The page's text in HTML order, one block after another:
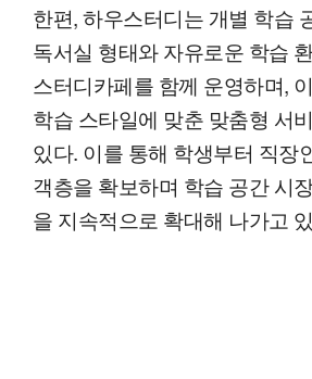
한편, 하우스터디는 개별 학습
독서실 형태와 자유로운 학습
스터디카페를 함께 운영하며,
학습 스타일에 맞춘 맞춤형 서
있다. 이를 통해 학생부터 직장
객층을 확보하며 학습 공간 시
을 지속적으로 확대해 나가고